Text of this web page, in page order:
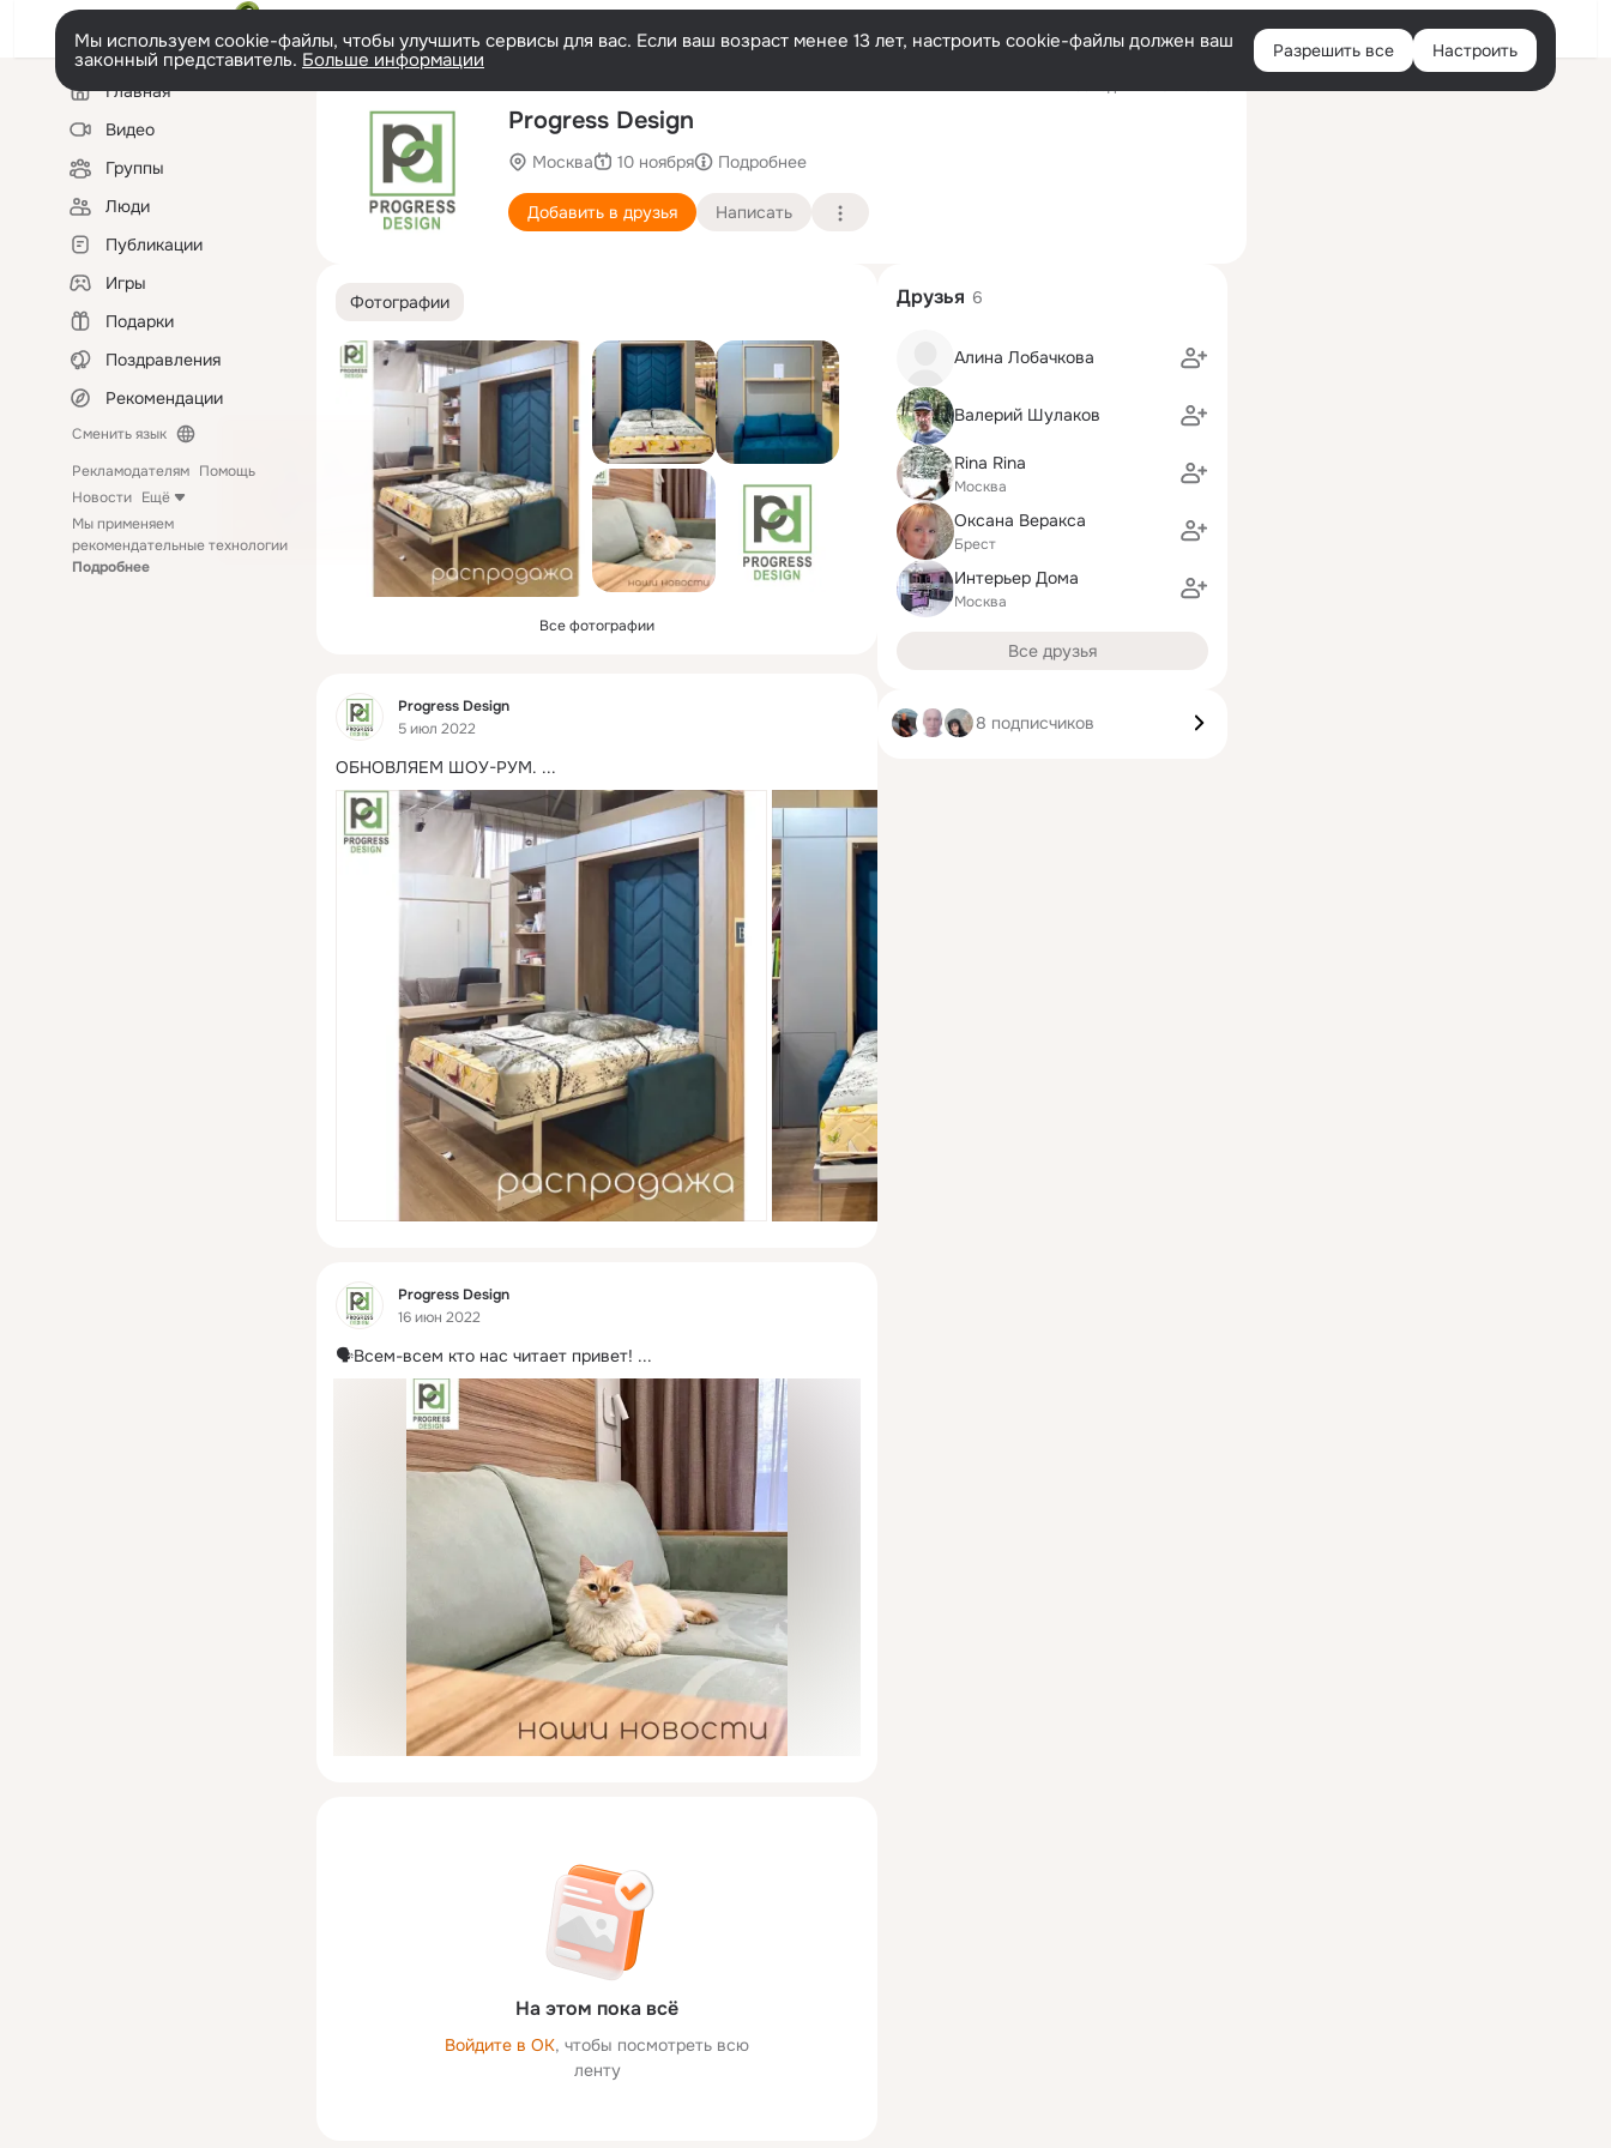
Войти
Мы используем cookie-файлы, чтобы улучшить сервисы для вас. Если ваш возраст менее 13 лет, настроить cookie-файлы должен ваш
законный представитель. Больше информации Разрешить все Настроить
Левая
колонкаГлавная
Видео
Группы
Люди
Публикации
Игры
Подарки
Поздравления
Рекомендации
Сменить язык
Рекламодателям Помощь
Новости Ещё
Мы применяем
рекомендательные технологии
Подробнее
Progress Design
Москва 10 ноября Подробнее
Добавить в друзья Написать
Фотографии
Все фотографии
Фид
Progress Design
5 июл 2022
ОБНОВЛЯЕМ ШОУ-РУМ. ...
Фид
Progress Design
16 июн 2022
🗣Всем-всем кто нас читает привет! ...
На этом пока всё
Войдите в ОК, чтобы посмотреть всю
ленту
Друзья 6
Алина Лобачкова
Валерий Шулаков
Rina Rina
Москва
Оксана Веракса
Брест
Интерьер Дома
Москва
Все друзья
8 подписчиков